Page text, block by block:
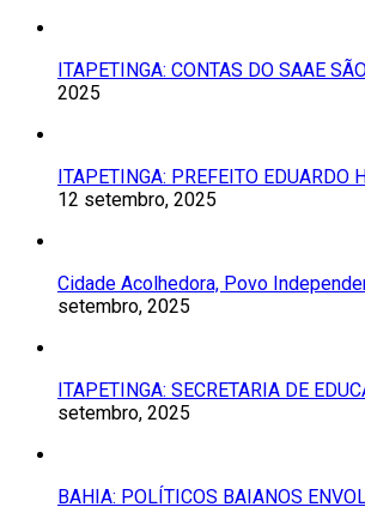
ITAPETINGA: CONTAS DO SAAE
2025
ITAPETINGA: PREFEITO EDUARDO
12 setembro, 2025
Cidade Acolhedora, Povo
setembro, 2025
ITAPETINGA: SECRETARIA DE
setembro, 2025
BAHIA: POLÍTICOS BAIANOS